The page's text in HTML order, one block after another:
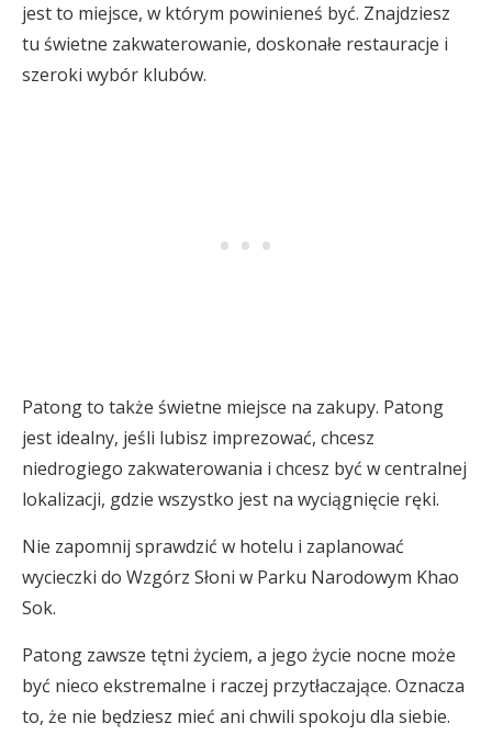
jest to miejsce, w którym powinieneś być. Znajdziesz
tu świetne zakwaterowanie, doskonałe restauracje i
szeroki wybór klubów.
Patong to także świetne miejsce na zakupy. Patong
jest idealny, jeśli lubisz imprezować, chcesz
niedrogiego zakwaterowania i chcesz być w centralnej
lokalizacji, gdzie wszystko jest na wyciągnięcie ręki.
Nie zapomnij sprawdzić w hotelu i zaplanować
wycieczki do Wzgórz Słoni w Parku Narodowym Khao
Sok.
Patong zawsze tętni życiem, a jego życie nocne może
być nieco ekstremalne i raczej przytłaczające. Oznacza
to, że nie będziesz mieć ani chwili spokoju dla siebie.